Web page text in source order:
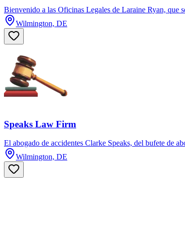
Bienvenido a las Oficinas Legales de Laraine Ryan, que
Wilmington, DE
Speaks Law Firm
El abogado de accidentes Clarke Speaks, del bufete de
Wilmington, DE